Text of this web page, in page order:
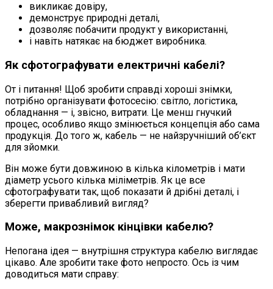
викликає довіру,
демонструє природні деталі,
дозволяє побачити продукт у використанні,
і навіть натякає на бюджет виробника.
Як сфотографувати електричні кабелі?
От і питання! Щоб зробити справді хороші знімки,
потрібно організувати фотосесію: світло, логістика,
обладнання — і, звісно, витрати. Це менш гнучкий
процес, особливо якщо змінюється концепція або сама
продукція. До того ж, кабель — не найзручніший об’єкт
для зйомки.
Він може бути довжиною в кілька кілометрів і мати
діаметр усього кілька міліметрів. Як це все
сфотографувати так, щоб показати й дрібні деталі, і
зберегти привабливий вигляд?
Може, макрознімок кінцівки кабелю?
Непогана ідея — внутрішня структура кабелю виглядає
цікаво. Але зробити таке фото непросто. Ось із чим
доводиться мати справу: